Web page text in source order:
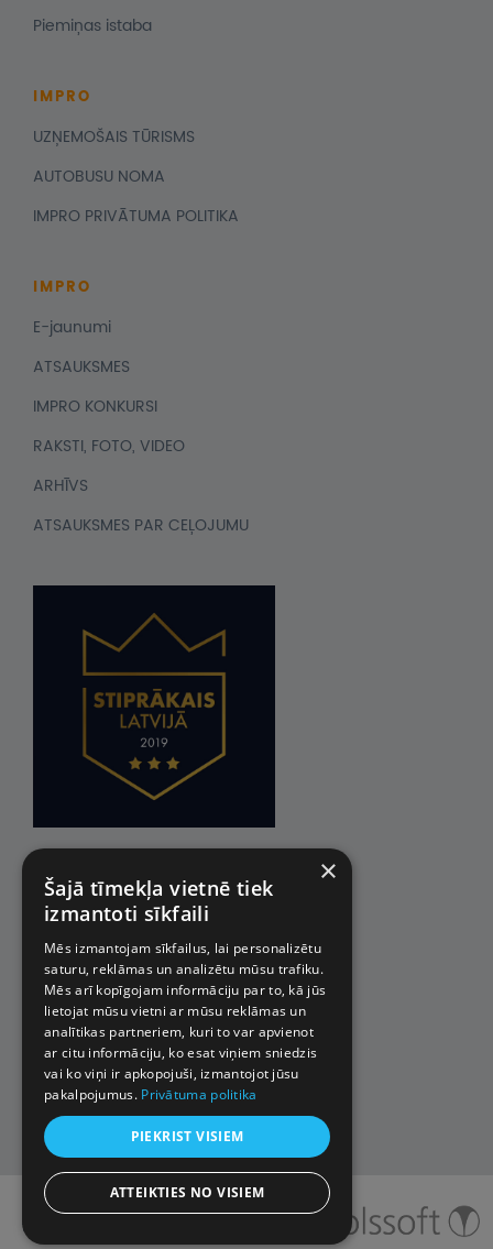
Piemiņas istaba
IMPRO
UZŅEMOŠAIS TŪRISMS
AUTOBUSU NOMA
IMPRO PRIVĀTUMA POLITIKA
IMPRO
E-jaunumi
ATSAUKSMES
IMPRO KONKURSI
RAKSTI, FOTO, VIDEO
ARHĪVS
ATSAUKSMES PAR CEĻOJUMU
© 2026 Impro ceļojumi. Visas
tiesības aizsargātas.
×
Šajā tīmekļa vietnē tiek
izmantoti sīkfaili
Mēs izmantojam sīkfailus, lai personalizētu
saturu, reklāmas un analizētu mūsu trafiku.
Mēs arī kopīgojam informāciju par to, kā jūs
lietojat mūsu vietni ar mūsu reklāmas un
analītikas partneriem, kuri to var apvienot
ar citu informāciju, ko esat viņiem sniedzis
vai ko viņi ir apkopojuši, izmantojot jūsu
pakalpojumus. Privātuma politika
PIEKRIST VISIEM
ATTEIKTIES NO VISIEM